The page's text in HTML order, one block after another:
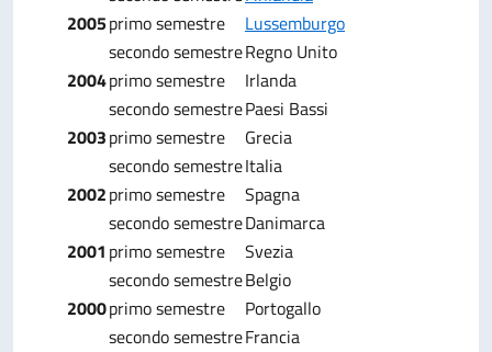
2005primo semestre
Lussemburgo
secondo semestreRegno Unito
2004primo semestre
Irlanda
secondo semestrePaesi Bassi
2003primo semestre
Grecia
secondo semestreItalia
2002primo semestre
Spagna
secondo semestreDanimarca
2001 primo semestre
Svezia
secondo semestreBelgio
2000primo semestre
Portogallo
secondo semestreFrancia